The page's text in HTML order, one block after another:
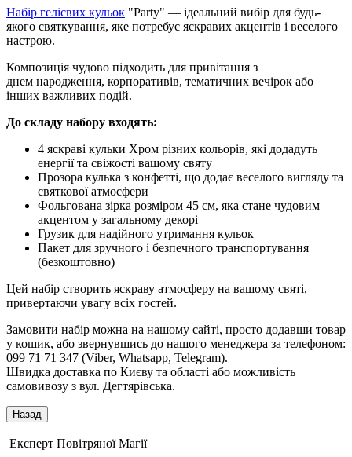
Набір гелієвих кульок "Party" — ідеальний вибір для будь-
якого святкування, яке потребує яскравих акцентів і веселого
настрою.
Композиція чудово підходить для привітання з
днем народження, корпоративів, тематичних вечірок або
інших важливих подій.
До складу набору входять:
4 яскраві кульки Хром різних кольорів, які додадуть
енергії та свіжості вашому святу
Прозора кулька з конфетті, що додає веселого вигляду та
святкової атмосфери
Фольгована зірка розміром 45 см, яка стане чудовим
акцентом у загальному декорі
Грузик для надійного утримання кульок
Пакет для зручного і безпечного транспортування
(безкоштовно)
Цей набір створить яскраву атмосферу на вашому святі,
привертаючи увагу всіх гостей.
Замовити набір можна на нашому сайті, просто додавши товар
у кошик, або звернувшись до нашого менеджера за телефоном:
099 71 71 347 (Viber, Whatsapp, Telegram).
Швидка доставка по Києву та області або можливість
самовивозу з вул. Дегтярівська.
Експерт Повітряної Магії